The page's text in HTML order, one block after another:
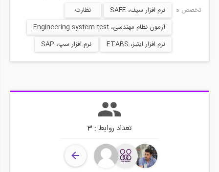
تخصص ها:
نرم افزار سیف، SAFE
نظارت
آزمون نظام مهندسی، Engineering system test
نرم افزار ایتبز، ETABS
نرم افزار سپ، SAP
تعداد روابط : 3